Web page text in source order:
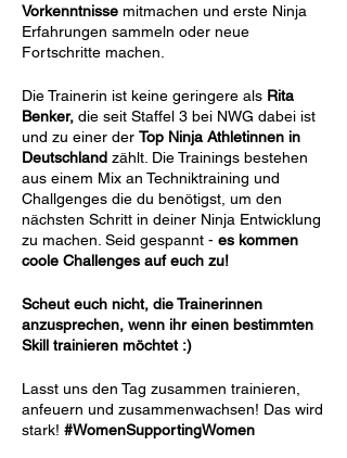
Vorkenntnisse mitmachen und erste Ninja
Erfahrungen sammeln oder neue
Fortschritte machen.
Die Trainerin ist keine geringere als Rita
Benker, die seit Staffel 3 bei NWG dabei ist
und zu einer der Top Ninja Athletinnen in
Deutschland zählt. Die Trainings bestehen
aus einem Mix an Techniktraining und
Challgenges die du benötigst, um den
nächsten Schritt in deiner Ninja Entwicklung
zu machen. Seid gespannt - es kommen
coole Challenges auf euch zu!
Scheut euch nicht, die Trainerinnen
anzusprechen, wenn ihr einen bestimmten
Skill trainieren möchtet :)
Lasst uns den Tag zusammen trainieren,
anfeuern und zusammenwachsen! Das wird
stark! #WomenSupportingWomen